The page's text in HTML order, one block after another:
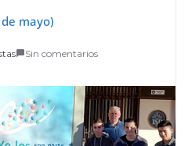
mayo)
Sin comentarios